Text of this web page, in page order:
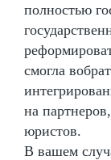
полностью
смогла
на
юристов.
В вашем